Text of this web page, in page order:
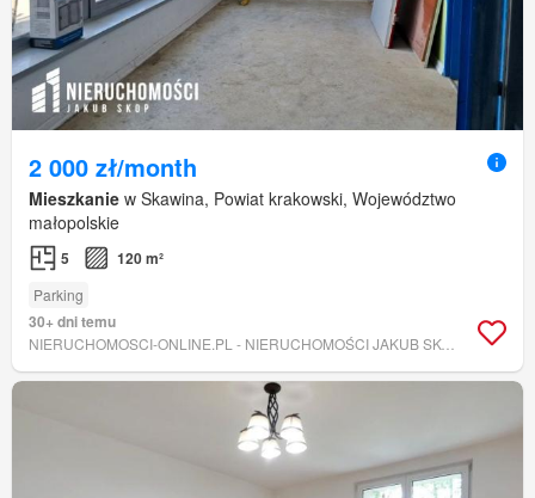
2 000 zł/month
Mieszkanie w Skawina, Powiat krakowski, Województwo
małopolskie
5 120 m²
Parking
30+ dni temu
NIERUCHOMOSCI-ONLINE.PL - NIERUCHOMOŚCI JAKUB SKOP